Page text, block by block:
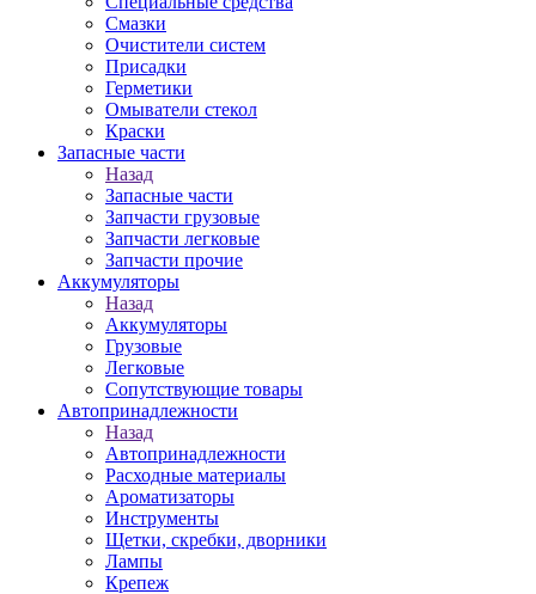
Смазки
Очистители систем
Присадки
Герметики
Омыватели стекол
Краски
Запасные части
Назад
Запасные части
Запчасти грузовые
Запчасти легковые
Запчасти прочие
Аккумуляторы
Назад
Аккумуляторы
Грузовые
Легковые
Сопутствующие товары
Автопринадлежности
Назад
Автопринадлежности
Расходные материалы
Ароматизаторы
Инструменты
Щетки, скребки, дворники
Лампы
Крепеж